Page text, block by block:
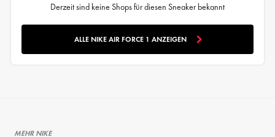
Derzeit sind keine Shops für diesen Sneaker bekannt
ALLE NIKE AIR FORCE 1 ANZEIGEN
MEHR NIKE